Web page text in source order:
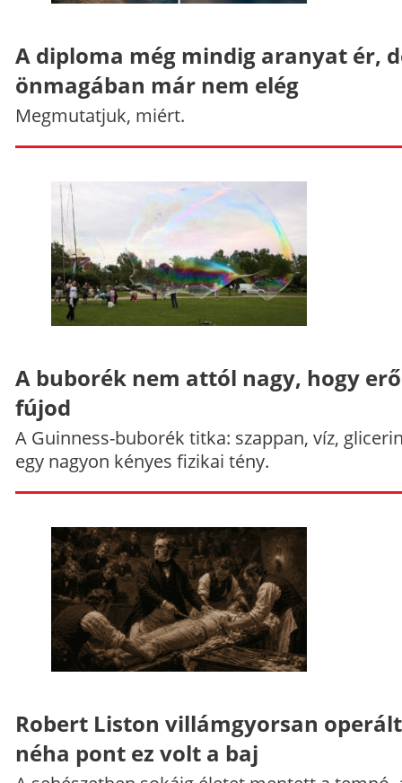
A diploma még mindig aranyat ér,
önmagában már nem elég
Megmutatjuk, miért.
A buborék nem attól nagy, hogy
fújod
A Guinness-buborék titka: szappan, víz,
egy nagyon kényes fizikai tény.
Robert Liston villámgyorsan
néha pont ez volt a baj